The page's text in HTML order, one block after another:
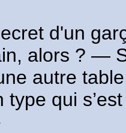
d'un
alors ? —
autre
type qui